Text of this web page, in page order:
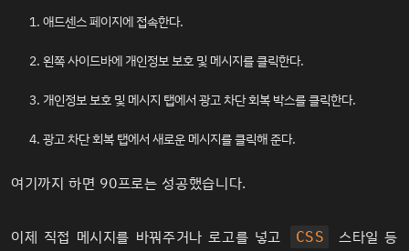
애드센스페이지에 접속한다.
왼쪽 사이드바에 개인정보 보호 및 메시지를 클릭한다.
개인정보 보호 및 메시지 탭에서 광고 차단 회복 박스를 클릭한다.
광고 차단 회복 탭에서 새로운 메시지를 클릭해 준다.
여기까지 하면 90프로는 성공했습니다.
이제 직접 메시지를 바꿔주거나 로고를 넣고 CSS
스타일 등